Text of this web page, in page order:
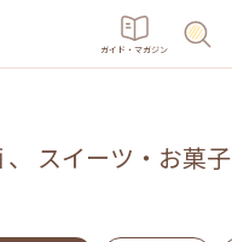
ガイド・マガジン
、 スイーツ・お菓子